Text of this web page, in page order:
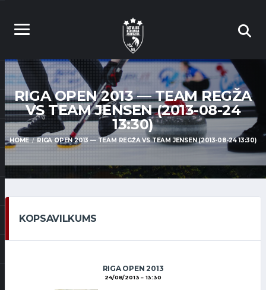
RIGA OPEN 2013 — TEAM REGŽA
VS TEAM JENSEN (2013-08-24
13:30)
HOME RIGA OPEN 2013 — TEAM REGŽA VS TEAM JENSEN (2013-08-24 13:30)
KOPSAVILKUMS
RIGA OPEN 2013
24/08/2013 13:30